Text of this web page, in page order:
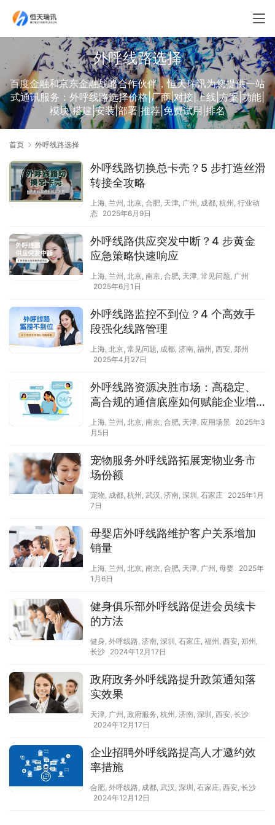
外呼线路选择
百度金融和京东金融战略合作伙伴，恒天瑞讯为您提供一站
式通讯服务：外呼线路选择价格|厂商|对接|上线|方案|功能|
模块|搭建|安装|部署|推荐|免费试用|排名
首页 外呼线路选择
外呼线路切换总卡壳？5 步打造丝滑
转接全攻略​
上海, 兰州 , 北京, 合肥, 天津, 广州 , 成都, 杭州 , 行业动
态
2025年6月9日
外呼线路供应突发中断？4 步黄金
应急策略快速响应​
上海, 兰州 , 北京, 南京, 合肥, 天津, 常见问题, 广州
2025年6月1日
外呼线路监控不到位？4 个高效手
段强化线路管理​
上海, 北京, 常见问题, 成都, 济南, 福州 , 西安, 郑州
2025年4月27日
外呼线路资源决胜市场：高稳定、
高合规的通信底座如何赋能企业增
长？
上海, 兰州 , 北京, 南京, 合肥, 天津, 应用场景 2025年3
月5日
宠物服务外呼线路拓展宠物业务市
场份额
宠物, 成都, 杭州 , 武汉 , 济南, 深圳 , 石家庄 2025年1月
7日
母婴店外呼线路维护客户关系增加
销量
上海, 兰州 , 北京, 南京, 合肥, 天津, 广州 , 母婴
2025年
1月6日
健身俱乐部外呼线路促进会员续卡
的方法
健身, 外呼线路, 济南, 深圳 , 石家庄, 福州 , 西安, 郑州 ,
长沙 2024年12月17日
政府政务外呼线路提升政策通知落
实效果
天津, 广州 , 政府服务, 杭州 , 济南, 深圳 , 西安, 长沙
2024年12月17日
企业招聘外呼线路提高人才邀约效
率措施
合肥, 外呼线路, 成都, 武汉 , 深圳 , 石家庄, 西安, 长沙
2024年12月12日